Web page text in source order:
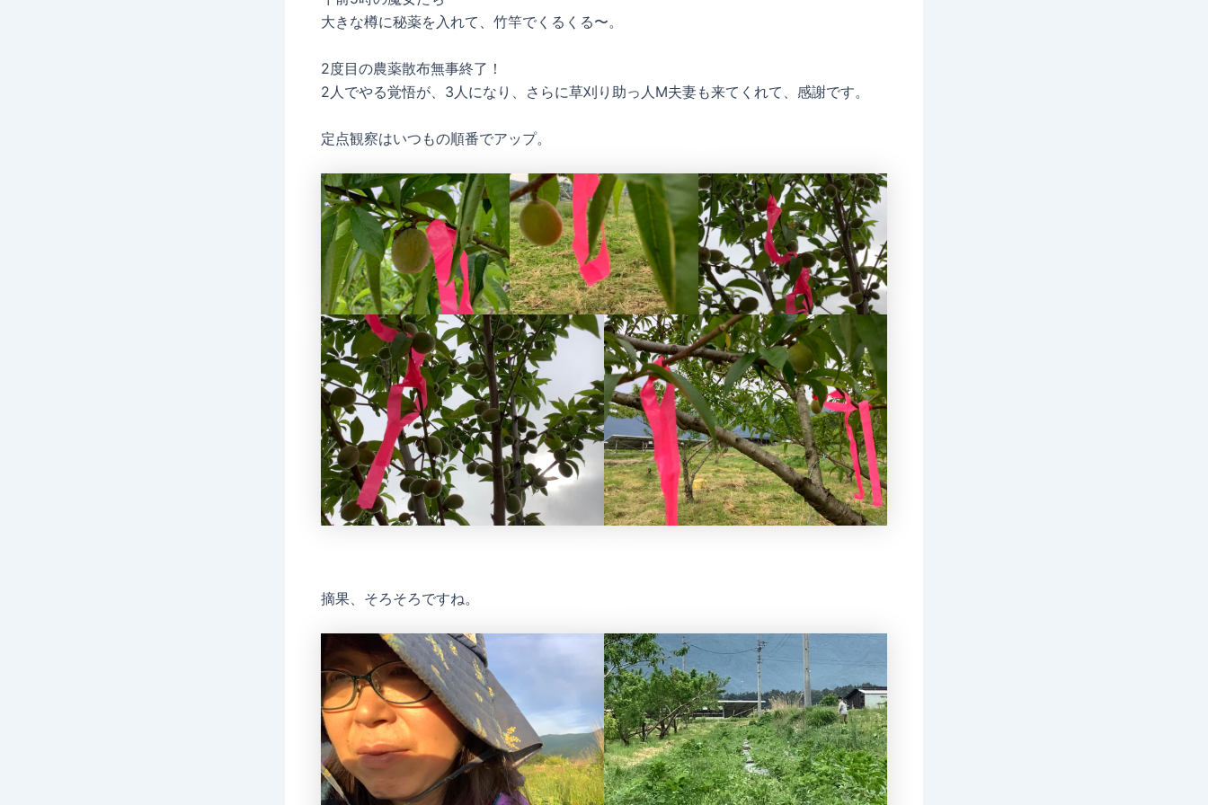
大きな樽に秘薬を入れて、竹竿でくるくる〜。
2度目の農薬散布無事終了！
2人でやる覚悟が、3人になり、さらに草刈り助っ人M夫妻も来てくれて、感謝です。
定点観察はいつもの順番でアップ。
摘果、そろそろですね。